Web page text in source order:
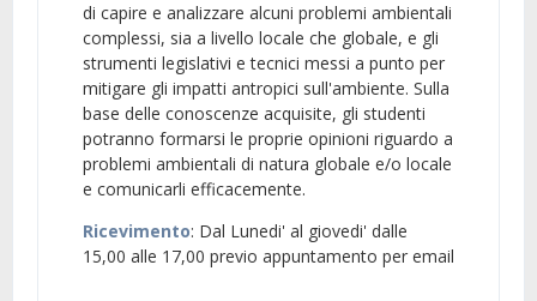
di capire e analizzare alcuni problemi ambientali
complessi, sia a livello locale che globale, e gli
strumenti legislativi e tecnici messi a punto per
mitigare gli impatti antropici sull'ambiente. Sulla
base delle conoscenze acquisite, gli studenti
potranno formarsi le proprie opinioni riguardo a
problemi ambientali di natura globale e/o locale
e comunicarli efficacemente.
Ricevimento: Dal Lunedi' al giovedi' dalle
15,00 alle 17,00 previo appuntamento per email